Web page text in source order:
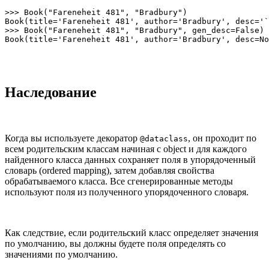
>>> Book("Fareneheit 481", "Bradbury")
Book(title='Fareneheit 481', author='Bradbury',
>>> Book("Fareneheit 481", "Bradbury", gen_desc=False)
Book(title='Fareneheit 481', author='Bradbury',
Наследование
Когда вы используете декоратор @dataclass, он проходит по
всем родительским классам начиная с object и для каждого
найденного класса данных сохраняет поля в упорядоченный
словарь (ordered mapping), затем добавляя свойства
обрабатываемого класса. Все сгенерированные методы
используют поля из полученного упорядоченного словаря.
Как следствие, если родительский класс определяет значения
по умолчанию, вы должны будете поля определять со
значениями по умолчанию.